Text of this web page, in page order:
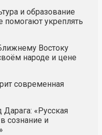
и образование
помогают укреплять
Востоку
народе и цене
современная
«Русская
сознание и